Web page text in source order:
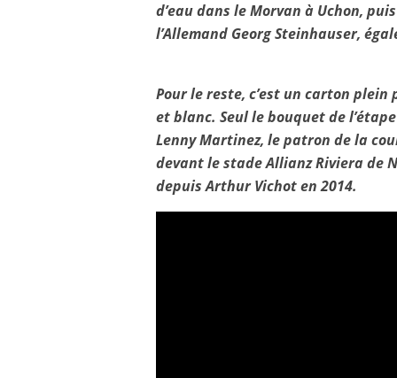
d’eau dans le Morvan à Uchon,
l’Allemand Georg Steinhauser,
Pour le reste, c’est un carton
et blanc. Seul le bouquet de
Lenny Martinez, le patron de la
devant le stade Allianz Riviera de
depuis Arthur Vichot en 2014.